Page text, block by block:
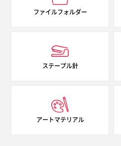
ファイルフォルダー
ステープル針
アートマテリアル